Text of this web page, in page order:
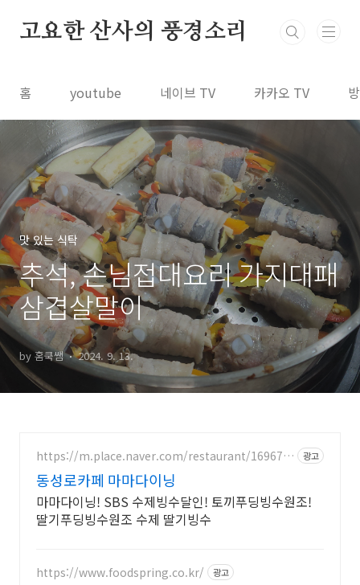
고요한 산사의 풍경소리
홈 youtube 네이브 TV 카카오 TV
맛 있는 식탁
추석, 손님접대요리 가지대패
삼겹살말이
by 홈쿡쌤 2024. 9. 13.
https://m.place.naver.com/restaurant/169670
광고
동성로카페 마마다이닝
마마다이닝! SBS 수제빙수달인! 토끼푸딩빙수원조!
딸기푸딩빙수원조 수제 딸기빙수
https://www.foodspring.co.kr/ 광고